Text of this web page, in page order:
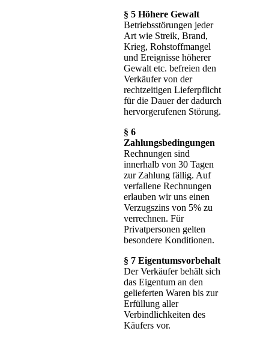
§ 5 Höhere Gewalt
Betriebsstörungen jeder
Art wie Streik, Brand,
Krieg, Rohstoffmangel
und Ereignisse höherer
Gewalt etc. befreien den
Verkäufer von der
rechtzeitigen Lieferpflicht
für die Dauer der dadurch
hervorgerufenen Störung.
§ 6
Zahlungsbedingungen
Rechnungen sind
innerhalb von 30 Tagen
zur Zahlung fällig. Auf
verfallene Rechnungen
erlauben wir uns einen
Verzugszins von 5% zu
verrechnen. Für
Privatpersonen gelten
besondere Konditionen.
§ 7 Eigentumsvorbehalt
Der Verkäufer behält sich
das Eigentum an den
gelieferten Waren bis zur
Erfüllung aller
Verbindlichkeiten des
Käufers vor.